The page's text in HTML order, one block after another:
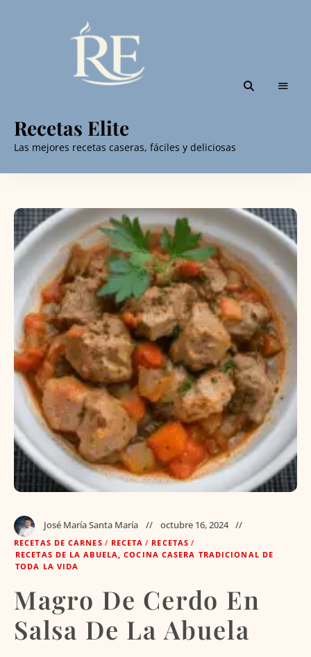
Recetas Elite
Las mejores recetas caseras, fáciles y deliciosas
José María Santa María octubre 16, 2024
RECETAS DE CARNES / RECETA / RECETAS /
RECETAS DE LA ABUELA, COCINA CASERA TRADICIONAL DE
TODA LA VIDA
Magro De Cerdo En
Salsa De La Abuela